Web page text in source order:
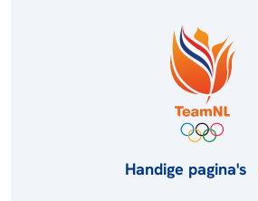
Handige pagina's